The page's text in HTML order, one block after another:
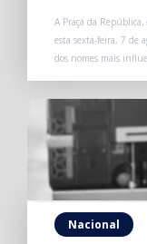
A Praça da
esta sexta-feira, 7 de
dos nomes mais
Nacional